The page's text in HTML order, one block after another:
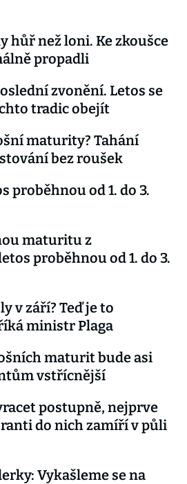
hůř než loni. Ke zkoušce
propadli
zvonění. Letos se
tradic obejít
maturity? Tahání
bez roušek
proběhnou od 1. do 3.
maturitu z
proběhnou od 1. do 3.
v září? Teď je to
ministr Plaga
maturit bude asi
vstřícnější
postupně, nejprve
do nich zamíří v půli
Vykašleme se na